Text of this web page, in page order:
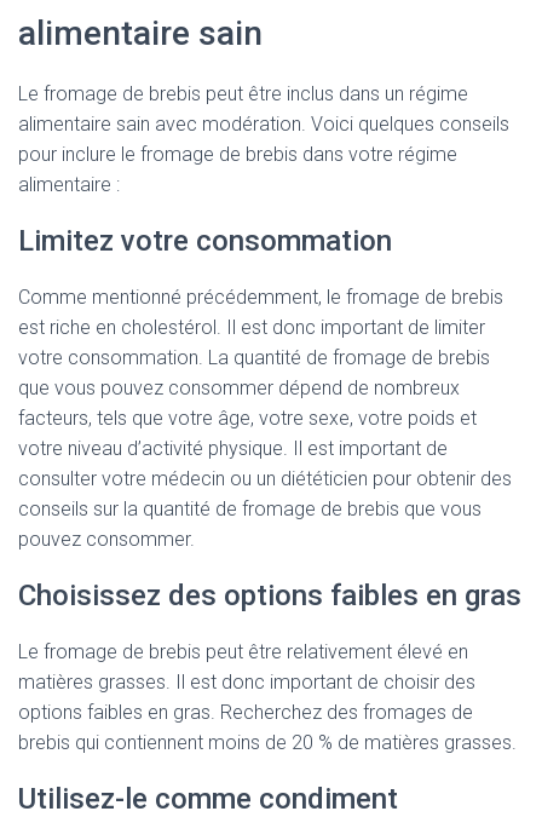
alimentaire sain
Le fromage de brebis peut être inclus dans un régime
alimentaire sain avec modération. Voici quelques conseils
pour inclure le fromage de brebis dans votre régime
alimentaire :
Limitez votre consommation
Comme mentionné précédemment, le fromage de brebis
est riche en cholestérol. Il est donc important de limiter
votre consommation. La quantité de fromage de brebis
que vous pouvez consommer dépend de nombreux
facteurs, tels que votre âge, votre sexe, votre poids et
votre niveau d’activité physique. Il est important de
consulter votre médecin ou un diététicien pour obtenir des
conseils sur la quantité de fromage de brebis que vous
pouvez consommer.
Choisissez des options faibles en gras
Le fromage de brebis peut être relativement élevé en
matières grasses. Il est donc important de choisir des
options faibles en gras. Recherchez des fromages de
brebis qui contiennent moins de 20 % de matières grasses.
Utilisez-le comme condiment